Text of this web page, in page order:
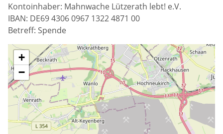
Kontoinhaber: Mahnwache Lützerath lebt! e.V.
IBAN: DE69 4306 0967 1322 4871 00
Betreff: Spende
+
−